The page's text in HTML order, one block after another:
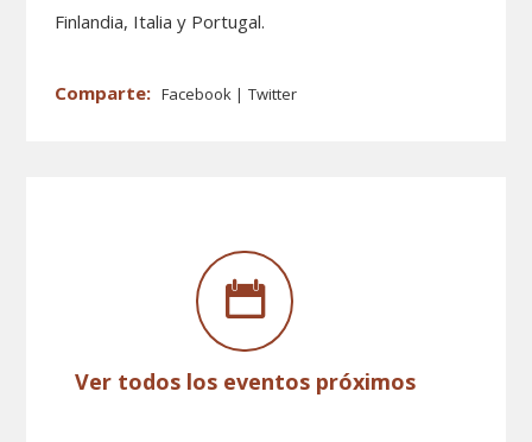
Finlandia, Italia y Portugal.
Facebook Twitter
Ver todos los eventos próximos